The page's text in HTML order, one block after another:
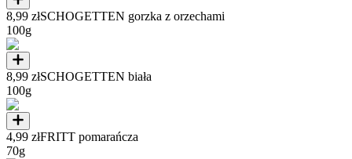
8,99 złSCHOGETTEN gorzka z orzechami
100g
8,99 złSCHOGETTEN biała
100g
4,99 złFRITT pomarańcza
70g